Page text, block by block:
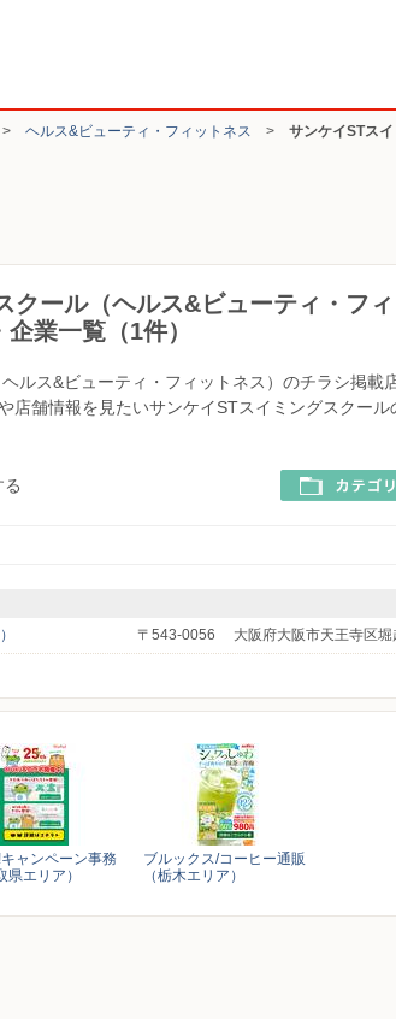
ヘルス&ビューティ・フィットネス > サンケイSTス
クール（ヘルス&ビューティ・フ
業一覧（1件）
ルス&ビューティ・フィットネス）のチラシ掲載
店舗情報を見たいサンケイSTスイミングスクール
〒543-0056 大阪府大阪市天王寺区
ャンペーン事務
県エリア）
ブルックス/コーヒー通販
（栃木エリア）